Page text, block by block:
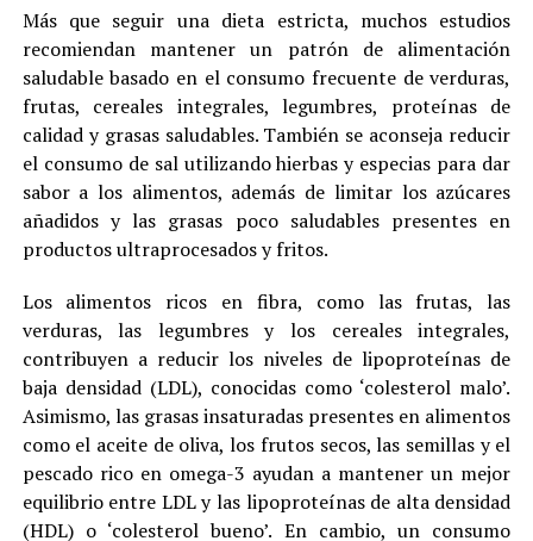
Más que seguir una dieta estricta, muchos estudios
recomiendan mantener un patrón de alimentación
saludable basado en el consumo frecuente de verduras,
frutas, cereales integrales, legumbres, proteínas de
calidad y grasas saludables. También se aconseja reducir
el consumo de sal utilizando hierbas y especias para dar
sabor a los alimentos, además de limitar los azúcares
añadidos y las grasas poco saludables presentes en
productos ultraprocesados y fritos.
Los alimentos ricos en fibra, como las frutas, las
verduras, las legumbres y los cereales integrales,
contribuyen a reducir los niveles de lipoproteínas de
baja densidad (LDL), conocidas como ‘colesterol malo’.
Asimismo, las grasas insaturadas presentes en alimentos
como el aceite de oliva, los frutos secos, las semillas y el
pescado rico en omega-3 ayudan a mantener un mejor
equilibrio entre LDL y las lipoproteínas de alta densidad
(HDL) o ‘colesterol bueno’. En cambio, un consumo